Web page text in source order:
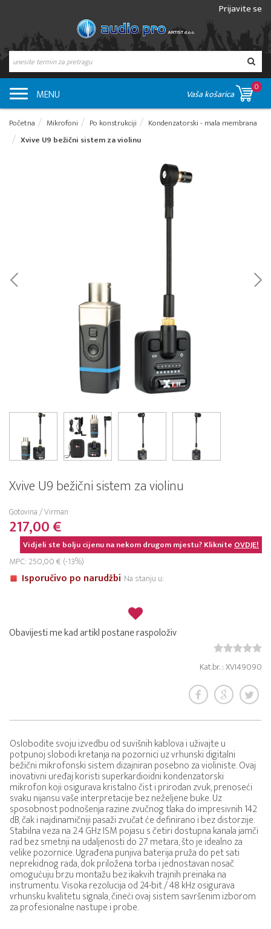
Prijavite se
MENU Vaša košarica
0
Početna Mikrofoni Po konstrukciji
Kondenzatorski - mala membrana
Xvive U9 bežični sistem za violinu
Xvive U9 bežični sistem za violinu
Gotovina / Virman
217,00 €
Vidjeli ste bolju cijenu na nekom drugom mjestu? KlikniteOVDJE!
MPC: 250,00 € (-13%)
Isporučivo po narudžbi Na stanju u:
Obavijesti me kad artikl postane raspoloživ
Kat.br. : XVI49090
Oslobodite svoju izvedbu od suvišnih kablova i uživajte u
potpunoj slobodi kretanja na pozornici uz vrhunski digitalni
bežični mikrofonski sistem dizajniran posebno za violiniste. Ovaj
inovativni uređaj koristi superkardioidni kondenzatorski
mikrofon koji osigurava kristalno čist i prirodan zvuk, prenoseći
svaku nijansu vaše interpretacije bez neželjene buke. Uz
sposobnost podnošenja razine zvučnog tlaka do impresivnih 142
dB, čak i najdinamičniji pasaži zvučat će definirano i bez distorzije.
Stabilna veza na 2.4 GHz ISM pojasu s četiri dostupna kanala jamči
rad bez smetnji na udaljenosti do 27 metara, što je idealno za
velike pozornice. Ugrađena punjiva baterija pruža do pet sati
neprekidnog rada, dok priložena torba i jednostavan nosač
omogućuju brzu montažu bez ikakvih trajnih preinaka na
instrumentu. Visoka rezolucija od 24-bit / 48 kHz osigurava
vrhunsku kvalitetu signala, čineći ovaj sistem savršenim izborom
za profesionalne nastupe i probe.